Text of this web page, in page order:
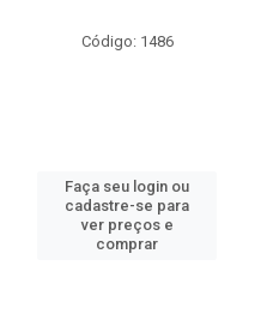
Código: 1486
Faça seu login ou
cadastre-se para
ver preços e
comprar